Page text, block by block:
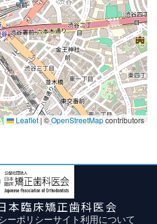
Leaflet |©OpenStreetMapcontributors
本臨床矯正歯科医会
ーポリシーサイト利用について